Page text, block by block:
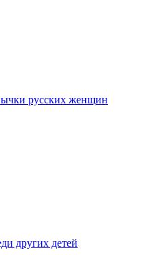
русских женщин
других детей